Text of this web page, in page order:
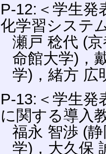
P-12:＜学生発
化学習システ
瀬戸 稔代 (
命館大学)，
学)，緒方 広
P-13:＜学生発
に関する導入
福永 智渉 (
学)，大久保